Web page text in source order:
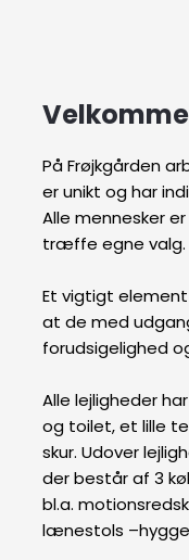
På Frøjkgården
er unikt og har
Alle mennesker
træffe egne valg.
Et vigtigt
at de med
forudsigelighed
Alle lejligheder
og toilet, et lille
skur. Udover
der består af 3
bl.a.
lænestols